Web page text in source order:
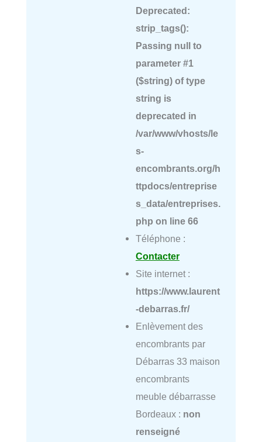
Deprecated:
strip_tags():
Passing null to
parameter #1
($string) of type
string is
deprecated in
/var/www/vhosts/le
s-
encombrants.org/h
ttpdocs/entreprise
s_data/entreprises.
php on line 66
Téléphone :
Contacter
Site internet :
https://www.laurent
-debarras.fr/
Enlèvement des
encombrants par
Débarras 33 maison
encombrants
meuble débarrasse
Bordeaux : non
renseigné